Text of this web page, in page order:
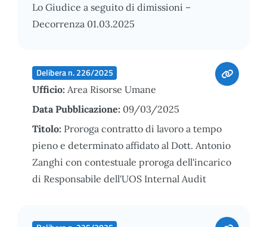
Lo Giudice a seguito di dimissioni –
Decorrenza 01.03.2025
Delibera n. 226/2025
Ufficio: Area Risorse Umane
Data Pubblicazione: 09/03/2025
Titolo: Proroga contratto di lavoro a tempo
pieno e determinato affidato al Dott. Antonio
Zanghì con contestuale proroga dell'incarico
di Responsabile dell'UOS Internal Audit